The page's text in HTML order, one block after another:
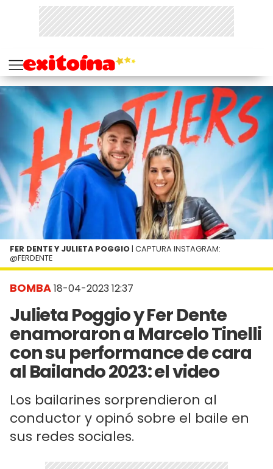
BOMBA18-04-2023 12:37
Julieta Poggio y Fer Dente
enamoraron a Marcelo Tinelli
con su performance de cara
al Bailando 2023: el video
Los bailarines sorprendieron al
conductor y opinó sobre el baile en
sus redes sociales.
FER DENTE Y JULIETA POGGIO | CAPTURA INSTAGRAM:
@FERDENTE